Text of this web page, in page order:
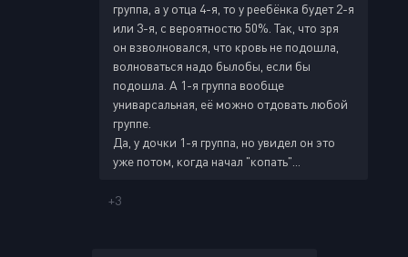
группа, а у отца 4-я, то у реебёнка будет 2-я
или 3-я, с вероятностю 50%. Так, что зря
он взволновался, что кровь не подошла,
волноваться надо былобы, если бы
подошла. А 1-я группа вообще
униварсальная, её можно отдовать любой
группе.
Да, у дочки 1-я группа, но увидел он это
уже потом, когда начал "копать"...
+3